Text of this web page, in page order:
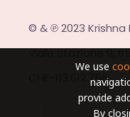
We use
provide
By
© & ℗ 2023 Krishna
Viale Stazione 9,
CHE-113.612.756